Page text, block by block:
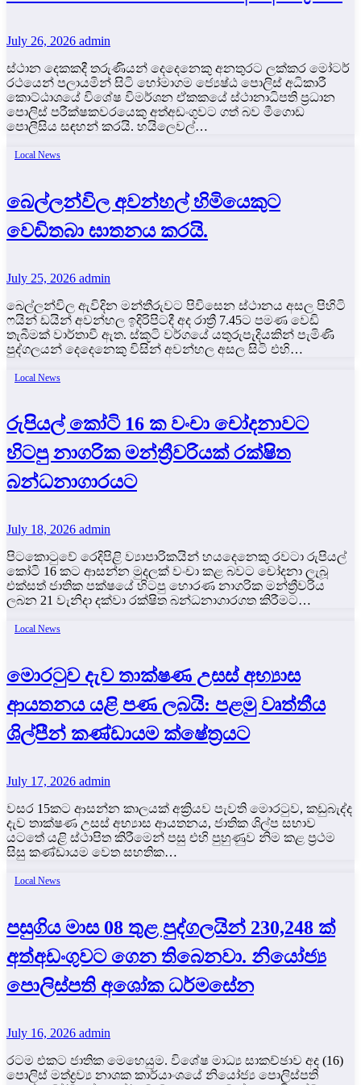
July 26, 2026 admin
ස්ථාන දෙකකදී තරුණියන් දෙදෙනෙකු අනතුරට ලක්කර මෝටර්
රථයෙන් පලායමින් සිටි හෝමාගම ජ්‍යෙෂ්ඨ පොලිස් අධිකාරී
කොට්ඨාශයේ විශේෂ විමර්ශන ඒකකයේ ස්ථානාධිපති ප්‍රධාන
පොලිස් පරීක්ෂකවරයෙකු අත්අඩංගුවට ගත් බව මීගොඩ
පොලීසිය සඳහන් කරයි. හයිලෙවල්…
Local News
බෙල්ලන්විල අවන්හල් හිමියෙකුට
වෙඩිතබා ඝාතනය කරයි.
July 25, 2026 admin
බෙල්ලන්විල ඇවිදින මන්තීරුවට පිවිසෙන ස්ථානය අසල පිහිටි
ෆයින් ඩයින් අවන්හල ඉදිරිපිටදී අද රාත්‍රී 7.45ට පමණ වෙඩි
තැබීමක් වාර්තාවී ඇත. ස්කූටි වර්ගයේ යතුරුපැදියකින් පැමිණි
පුද්ගලයන් දෙදෙනෙකු විසින් අවන්හල අසල සිටි එහි…
Local News
රුපියල් කෝටි 16 ක වංචා චෝදනාවට
හිටපු නාගරික මන්ත්‍රීවරියක් රක්ෂිත
බන්ධනාගාරයට
July 18, 2026 admin
පිටකොටුවේ රෙදිපිළි ව්‍යාපාරිකයින් හයදෙනෙකු රවටා රුපියල්
කෝටි 16 කට ආසන්න මුදලක් වංචා කළ බවට චෝදනා ලැබූ
එක්සත් ජාතික පක්ෂයේ හිටපු හොරණ නාගරික මන්ත්‍රීවරිය
ලබන 21 වැනිදා දක්වා රක්ෂිත බන්ධනාගාරගත කිරීමට…
Local News
මොරටුව දැව තාක්ෂණ උසස් අභ්‍යාස
ආයතනය යළි පණ ලබයි: පළමු වෘත්තීය
ශිල්පීන් කණ්ඩායම ක්ෂේත්‍රයට
July 17, 2026 admin
වසර 15කට ආසන්න කාලයක් අක්‍රියව පැවති මොරටුව, කඩුබැද්ද
දැව තාක්ෂණ උසස් අභ්‍යාස ආයතනය, ජාතික ශිල්ප සභාව
යටතේ යළි ස්ථාපිත කිරීමෙන් පසු එහි පුහුණුව නිම කළ ප්‍රථම
සිසු කණ්ඩායම වෙත සහතික…
Local News
පසුගිය මාස 08 තුළ පුද්ගලයින් 230,248 ක්
අත්අඩංගුවට ගෙන තිබෙනවා. නියෝජ්‍ය
පොලිස්පති අශෝක ධර්මසේන
July 16, 2026 admin
රටම එකට ජාතික මෙහෙයුම. විශේෂ මාධ්‍ය සාකච්ඡාව අද (16)
පොලිස් මත්ද්‍රව්‍ය නාශක කාර්යාංශයේ නියෝජ්‍ය පොලිස්පති